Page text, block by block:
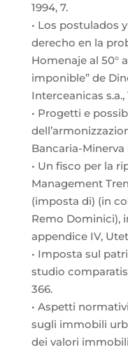
1994, 7.
• Los postulados
derecho en la
Homenaje al 50°
imponible” de
Interceanicas s.a.,
• Progetti e
Bancaria-Minerva
• Un fisco per la
Management
(imposta di) (in
Remo Dominici),
appendice IV,
• Imposta sul
studio
366.
• Aspetti
sugli immobili
dei valori